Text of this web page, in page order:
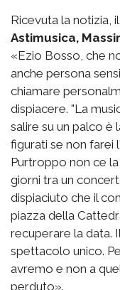
Ricevuta la notizia, il
Astimusica,
«Ezio Bosso, che
anche persona
chiamare
dispiacere. "La
salire su un palco è
figurati se non farei
Purtroppo non ce
giorni tra un
dispiaciuto che il
piazza della
recuperare la data.
spettacolo unico.
avremo e non a
perduto».